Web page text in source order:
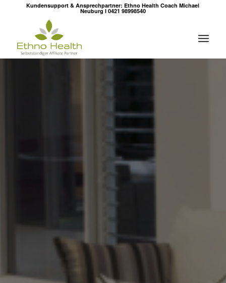
Kundensupport & Ansprechpartner: Ethno Health Coach Michael
Neuburg I 0421 98998540